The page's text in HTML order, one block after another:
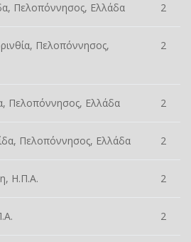
Πελοπόννησος, Ελλάδα 2
Πελοπόννησος,
2
Πελοπόννησος, Ελλάδα 2
Πελοπόννησος, Ελλάδα 2
Η.Π.Α. 2
2